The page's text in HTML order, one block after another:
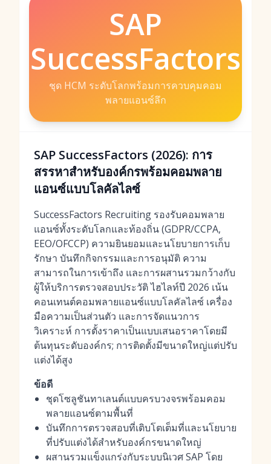
SAP
SuccessFactors
ชุด HCM ระดับโลกพร้อมการควบคุมคอม
พลายแอนซ์ลึก
SAP SuccessFactors (2026): การ
สรรหาสำหรับองค์กรพร้อมคอมพลาย
แอนซ์แบบโลคัลไลซ์
SuccessFactors Recruiting รองรับคอมพลาย
แอนซ์ทั้งระดับโลกและท้องถิ่น (GDPR/CCPA,
EEO/OFCCP) ความยินยอมและนโยบายการเก็บ
รักษา บันทึกกิจกรรมและการอนุมัติ ความ
สามารถในการเข้าถึง และการผสานรวมกว้างกับ
ผู้ให้บริการตรวจสอบประวัติ ไฮไลท์ปี 2026 เน้น
คอนเทนต์คอมพลายแอนซ์แบบโลคัลไลซ์ เครื่อง
มือความเป็นส่วนตัว และการจัดแนวการ
วิเคราะห์ การตั้งราคาเป็นแบบเสนอราคาโดยมี
ต้นทุนระดับองค์กร; การติดตั้งมีขนาดใหญ่แต่ปรับ
แต่งได้สูง
ข้อดี
ชุดโซลูชันทาเลนต์แบบครบวงจรพร้อมคอม
พลายแอนซ์ตามพื้นที่
บันทึกการตรวจสอบที่เติบโตเต็มที่และนโยบาย
ที่ปรับแต่งได้สำหรับองค์กรขนาดใหญ่
ผสานรวมแข็งแกร่งกับระบบนิเวศ SAP โดย